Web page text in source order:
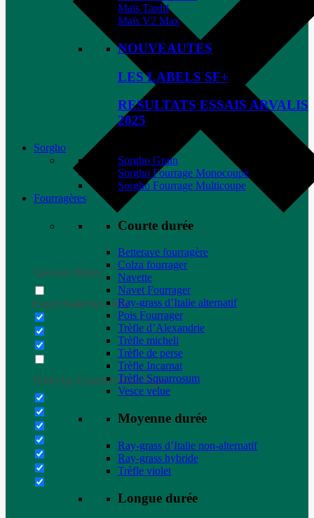
Generic filters
Exact matches only
Filter by Custom Post Type
Maïs Tardif
Maïs V2 Max
NOUVEAUTES
LES LABELS SF+
RESULTATS ESSAIS ARVALIS
2025
Sorgho
Sorgho Grain
Sorgho Fourrage Monocoupe
Sorgho Fourrage Multicoupe
Fourragères
Courte durée
Betterave fourragère
Colza fourrager
Navette
Navet Fourrager
Ray-grass d’Italie alternatif
Pois Fourrager
Trèfle d’Alexandrie
Trèfle micheli
Trèfle de perse
Trèfle Incarnat
Trèfle Squarrosum
Vesce velue
Moyenne durée
Ray-grass d’Italie non-alternatif
Ray-grass hybride
Trèfle violet
Longue durée